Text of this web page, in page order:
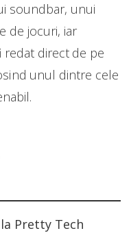
soundbar, unui
de jocuri, iar
direct de pe
unul dintre cele
Pretty Tech